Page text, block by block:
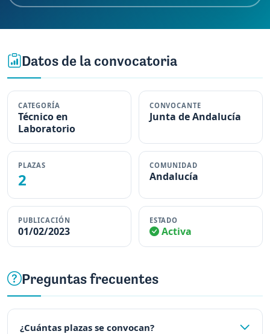
Datos de la convocatoria
CATEGORÍA
Técnico en
Laboratorio
CONVOCANTE
Junta de Andalucía
PLAZAS
2
COMUNIDAD
Andalucía
PUBLICACIÓN
01/02/2023
ESTADO
Activa
Preguntas frecuentes
¿Cuántas plazas se convocan?